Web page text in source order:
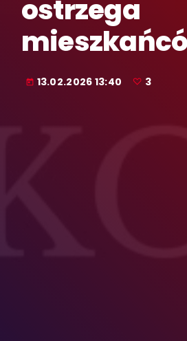
ostrzega
today 13.02.2026 13:40 3